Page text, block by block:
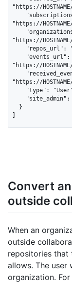
"https://
"https://
"https://
"https://
"https://
Convert
outside
When an
outside
repositories that
allows. The user
organization.